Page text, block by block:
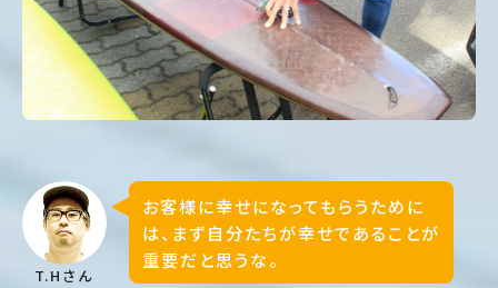
T.Hさん
お客様に幸せになってもらうために
は、まず自分たちが幸せであることが
重要だと思うな。